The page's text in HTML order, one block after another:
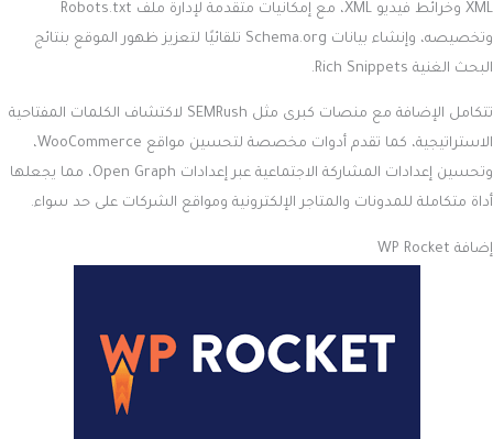
XML وخرائط فيديو XML، مع إمكانيات متقدمة لإدارة ملف Robots.txt
وتخصيصه، وإنشاء بيانات Schema.org تلقائيًا لتعزيز ظهور الموقع بنتائج
البحث الغنية Rich Snippets.
تتكامل الإضافة مع منصات كبرى مثل SEMRush لاكتشاف الكلمات المفتاحية
الاستراتيجية، كما تقدم أدوات مخصصة لتحسين مواقع WooCommerce،
وتحسين إعدادات المشاركة الاجتماعية عبر إعدادات Open Graph، مما يجعلها
أداة متكاملة للمدونات والمتاجر الإلكترونية ومواقع الشركات على حد سواء.
إضافة WP Rocket